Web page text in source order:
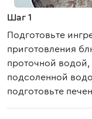
Шаг 1
Подготовьте
приготовления
проточной
подсоленной
подготовьте